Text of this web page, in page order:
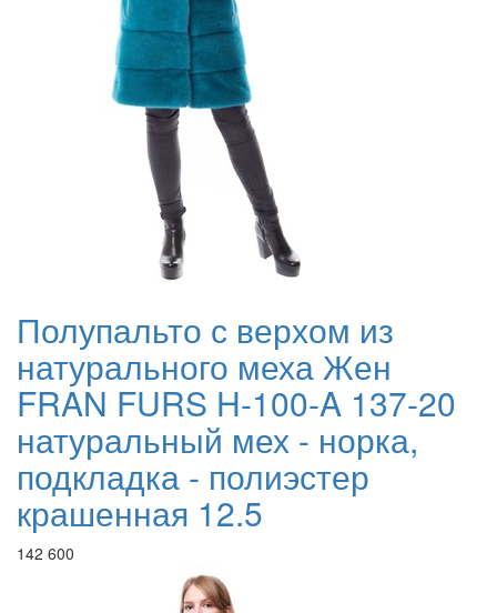
Полупальто с верхом из
натурального меха Жен
FRAN FURS H-100-A 137-20
натуральный мех - норка,
подкладка - полиэстер
крашенная 12.5
142 600